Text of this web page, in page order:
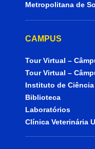
Metropolitana de
CAMPUS
Tour Virtual –
Tour Virtual –
Instituto de Ciência
Biblioteca
Laboratórios
Clínica Veterinária